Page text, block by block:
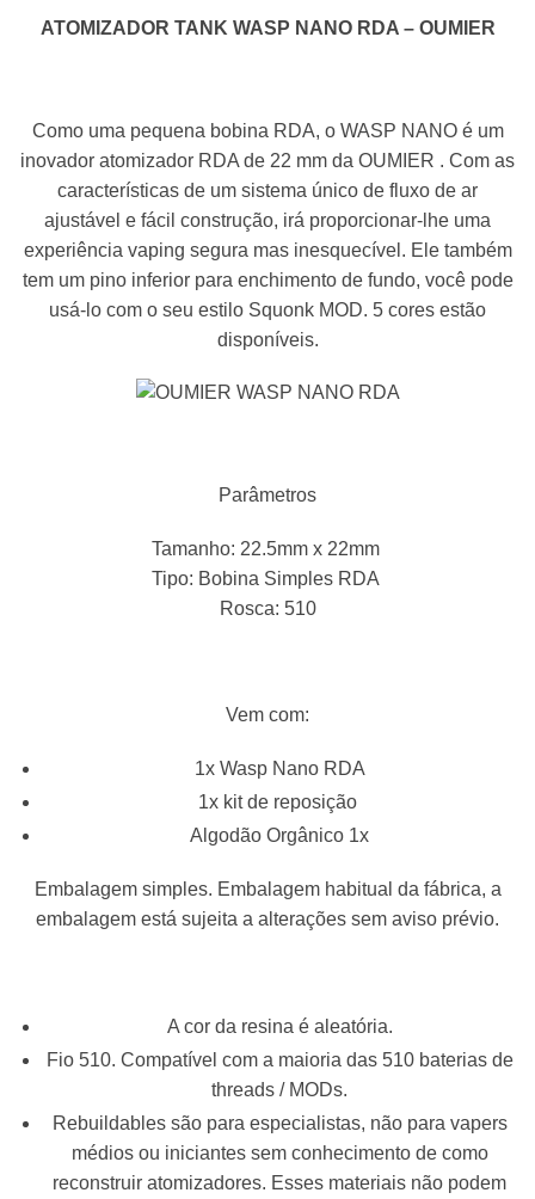
ATOMIZADOR TANK WASP NANO RDA – OUMIER
Como uma pequena bobina RDA, o WASP NANO é um
inovador atomizador RDA de 22 mm da OUMIER . Com as
características de um sistema único de fluxo de ar
ajustável e fácil construção, irá proporcionar-lhe uma
experiência vaping segura mas inesquecível. Ele também
tem um pino inferior para enchimento de fundo, você pode
usá-lo com o seu estilo Squonk MOD. 5 cores estão
disponíveis.
Parâmetros
Tamanho: 22.5mm x 22mm
Tipo: Bobina Simples RDA
Rosca: 510
Vem com:
1x Wasp Nano RDA
1x kit de reposição
Algodão Orgânico 1x
Embalagem simples. Embalagem habitual da fábrica, a
embalagem está sujeita a alterações sem aviso prévio.
A cor da resina é aleatória.
Fio 510. Compatível com a maioria das 510 baterias de
threads / MODs.
Rebuildables são para especialistas, não para vapers
médios ou iniciantes sem conhecimento de como
reconstruir atomizadores. Esses materiais não podem